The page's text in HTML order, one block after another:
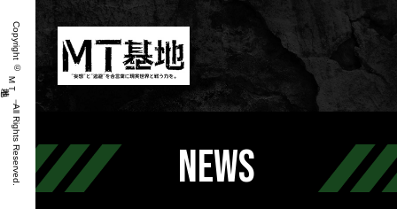
Copyright ©
Ｍ
Ｔ
｜ All Rights Reserved. NEWS